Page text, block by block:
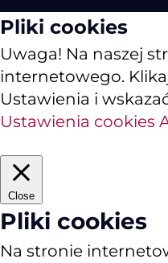
Pliki cookies
Uwaga! Na naszej
internetowego.
Ustawienia i
Ustawienia cookies
Close
Pliki cookies
Na stronie